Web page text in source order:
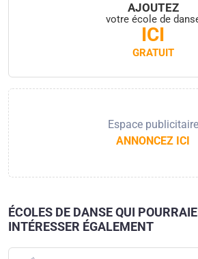
AJOUTEZ
votre école de
ICI
GRATUIT
Espace publicitaire
ANNONCEZ ICI
ÉCOLES DE DANSE QUI
INTÉRESSER ÉGALEMENT